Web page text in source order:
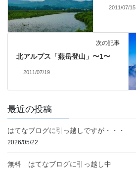
2011/07/15
次の記事
北アルプス「燕岳登山」〜1〜
2011/07/19
最近の投稿
はてなブログに引っ越しですが・・・
2026/05/22
無料 はてなブログに引っ越し中